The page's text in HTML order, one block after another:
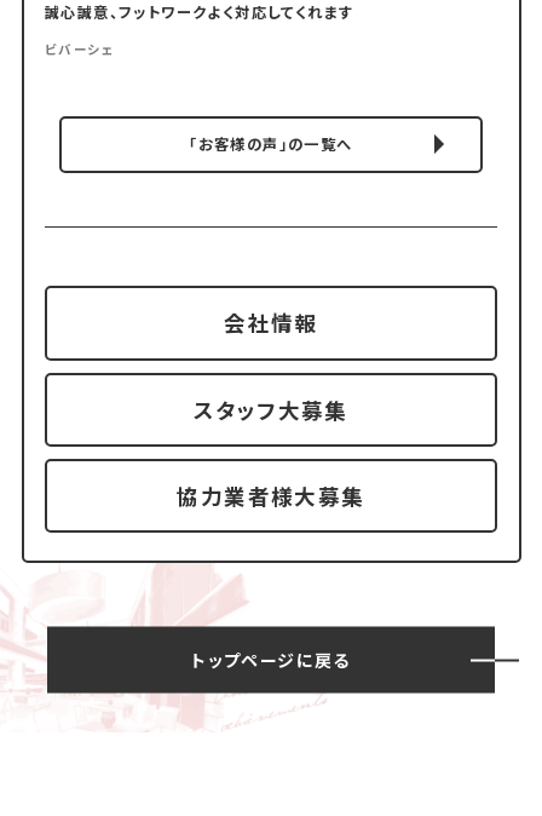
誠心誠意、フットワークよく対応してくれます
ビバーシェ
「お客様の声」の一覧へ
会社情報
スタッフ大募集
協力業者様大募集
トップページに戻る